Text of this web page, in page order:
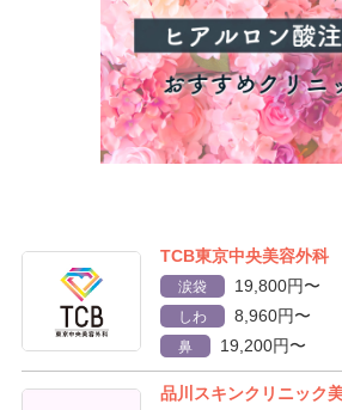
TCB東京中央美容外科
涙袋 19,800円〜
しわ 8,960円〜
鼻 19,200円〜
品川スキンクリニック